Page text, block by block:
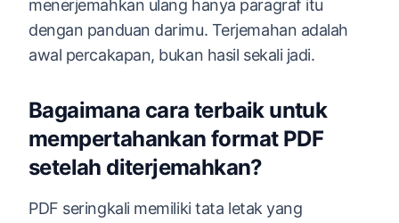
menerjemahkan ulang hanya paragraf itu
dengan panduan darimu. Terjemahan adalah
awal percakapan, bukan hasil sekali jadi.
Bagaimana cara terbaik untuk
mempertahankan format PDF
setelah diterjemahkan?
PDF seringkali memiliki tata letak yang